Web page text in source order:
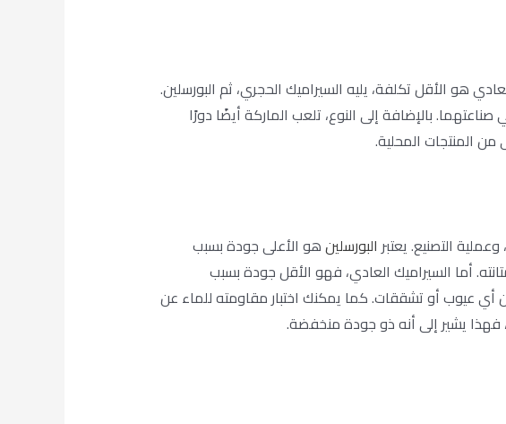
هو الأقل تكلفة، يليه السيراميك الحجري، ثم البورسلين.
بالإضافة إلى النوع، تلعب الماركة أيضًا دورًا
من المنتجات المحلية.
التصنيع. يعتبرالبورسلينهو الأعلى جودة بسبب
أما السيراميك العادي، فهو الأقل جودة بسبب
عيوب أو تشققات. كما يمكنك اختبار مقاومته للماء عن
يشير إلى أنه ذو جودة منخفضة.